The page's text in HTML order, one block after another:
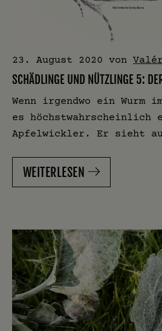
23. August 2020 von
SCHÄDLINGE UND NÜTZLINGE 5:
Wenn irgendwo ein
es höchstwahrscheinlich
Apfelwickler. Er sieht
WEITERLESEN